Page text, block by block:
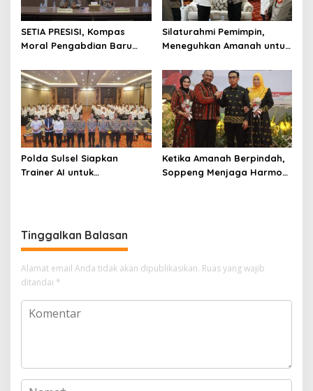
SETIA PRESISI, Kompas
Moral Pengabdian Baru
Silaturahmi Pemimpin,
Meneguhkan Amanah untuk
Polda Sulsel Siapkan
Trainer AI untuk
Ketika Amanah Berpindah,
Soppeng Menjaga Harmoni
Tinggalkan Balasan
Alamat email Anda tidak akan dipublikasikan. Ruas yang wajib
ditandai *